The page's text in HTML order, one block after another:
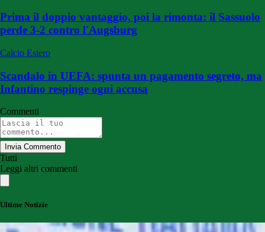
Prima il doppio vantaggio, poi la rimonta: il Sassuolo
perde 3-2 contro l'Augsburg
Calcio Estero
Scandalo in UEFA: spunta un pagamento segreto, ma
Infantino respinge ogni accusa
Commenti
Invia Commento
Tutti
Leggi altri commenti
Ultime Notizie